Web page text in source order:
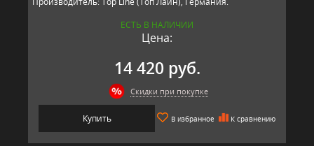
ЕСТЬ В НАЛИЧИИ
Цена:
14 420 руб.
Скидки при покупке
Купить В избранное К сравнению